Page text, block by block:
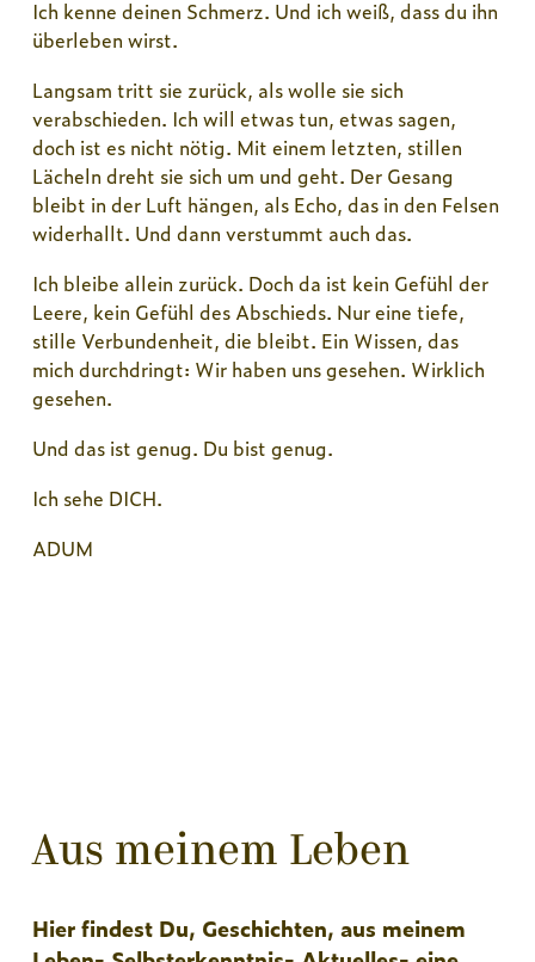
Ich kenne deinen Schmerz. Und ich weiß, dass du ihn
überleben wirst.
Langsam tritt sie zurück, als wolle sie sich
verabschieden. Ich will etwas tun, etwas sagen,
doch ist es nicht nötig. Mit einem letzten, stillen
Lächeln dreht sie sich um und geht. Der Gesang
bleibt in der Luft hängen, als Echo, das in den Felsen
widerhallt. Und dann verstummt auch das.
Ich bleibe allein zurück. Doch da ist kein Gefühl der
Leere, kein Gefühl des Abschieds. Nur eine tiefe,
stille Verbundenheit, die bleibt. Ein Wissen, das
mich durchdringt: Wir haben uns gesehen. Wirklich
gesehen.
Und das ist genug. Du bist genug.
Ich sehe DICH.
ADUM
Aus meinem Leben
Hier findest Du, Geschichten, aus meinem